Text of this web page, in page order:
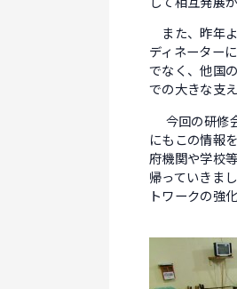
また、昨年
ディネーター
でなく、他国
での大きな支
今回の研修
にもこの情報
府機関や学校
帰っていきま
トワークの強